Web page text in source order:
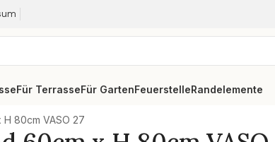
Für TerrasseFür GartenFeuerstelleRandelemente
80cm VASO 27